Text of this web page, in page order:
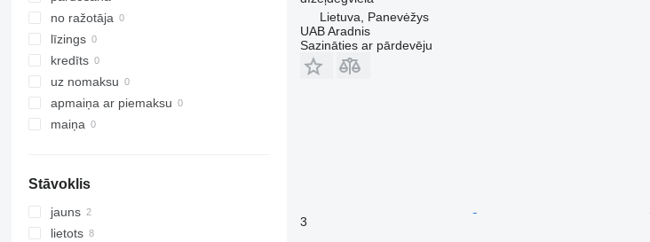
no ražotāja
līzings
kredīts
uz nomaksu
apmaiņa ar piemaksu
maiņa
Stāvoklis
jauns
lietots
Lietuva, Panevėžys
UAB Aradnis
Sazināties ar pārdevēju
3